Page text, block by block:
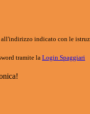
indicato con le
tramite la Login Spaggiari